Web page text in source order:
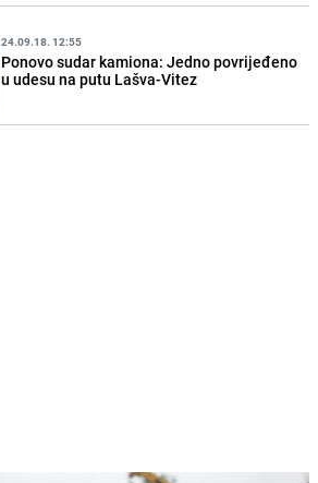
24.09.18. 12:55
Ponovo sudar kamiona: Jedno povrijeđeno
u udesu na putu Lašva-Vitez